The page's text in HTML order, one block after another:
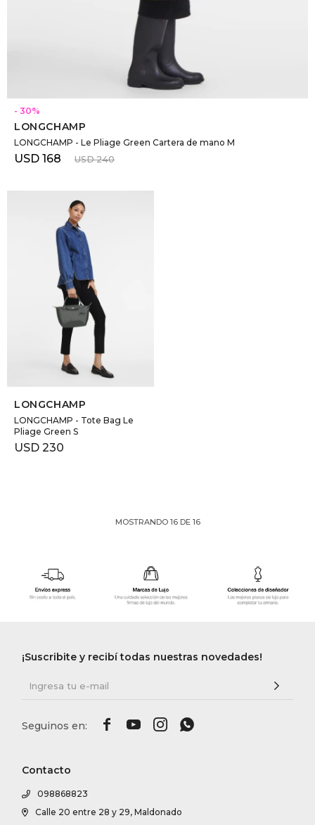
SELECCIONAR TALLE
30
LONGCHAMP
LONGCHAMP - Le Pliage Green Cartera de mano M
USD 168 USD 240
SELECCIONAR TALLE
LONGCHAMP
LONGCHAMP - Tote Bag Le
Pliage Green S
USD 230
MOSTRANDO 16DE 16
Contacto
098868823
Calle 20 entre 28 y 29, Maldonado
¡Suscribite y recibí todas nuestras novedades!
   